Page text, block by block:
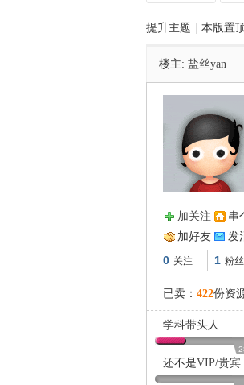
提升主题 本版置
楼主: 盐丝yan
加关注
串
加好友
发
0 关注 1 粉丝
已卖： 422份资
学科带头人
还不是VIP/贵宾